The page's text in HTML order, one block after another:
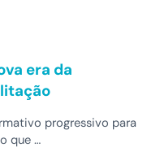
era da
progressivo para
que …